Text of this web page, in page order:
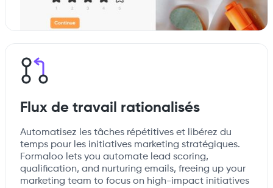
Flux de travail rationalisés
Automatisez les tâches répétitives et libérez du
temps pour les initiatives marketing stratégiques.
Formaloo lets you automate lead scoring,
qualification, and nurturing emails, freeing up your
marketing team to focus on high-impact initiatives